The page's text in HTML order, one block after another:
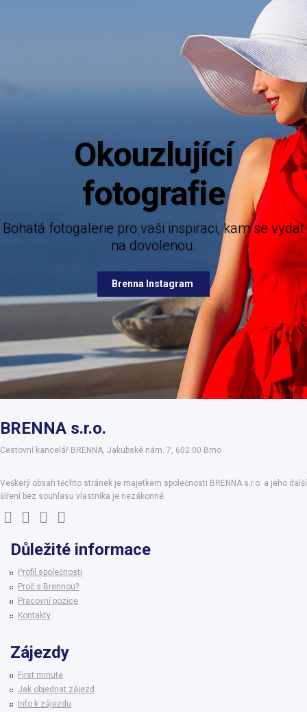
pro vaši inspiraci, kam se vydat
Brenna Instagram
Aktuální
Mějte dokonalý přehled o novinkách z
nabízených destinací.
Brenna Facebook
BRENNA s.r.o.
Cestovní kancelář BRENNA, Jakubské nám. 7, 602 00 Brno
Veškerý obsah těchto stránek je majetkem společnosti BRENNA s.r.o. a jeho další
šíření bez souhlasu vlastníka je nezákonné.
Důležité informace
Profil společnosti
Proč s Brennou?
Pracovní pozice
Kontakty
Zájezdy
First minute
Jak objednat zájezd
Info k zájezdu